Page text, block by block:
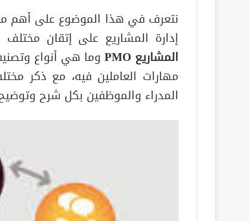
نتعرف في هذا الموضوع على أهم
إدارة المشاريع على إتقان
المشاريع PMO وما هي أنواع
مهارات العاملين فيه، مع ذكر
المدراء والموظفين بكل شرح